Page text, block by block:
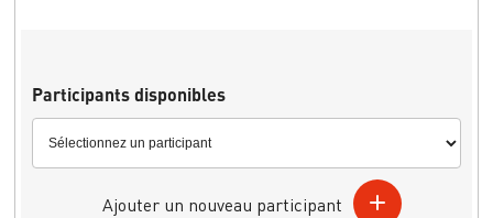
Participants disponibles
Ajouter un nouveau participant